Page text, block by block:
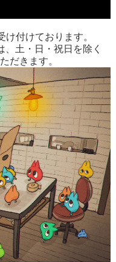
付けております。
土・日・祝日を除く
だきます。